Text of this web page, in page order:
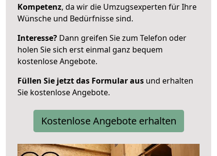
Kompetenz, da wir die Umzugsexperten für Ihre
Wünsche und Bedürfnisse sind.
Interesse? Dann greifen Sie zum Telefon oder
holen Sie sich erst einmal ganz bequem
kostenlose Angebote.
Füllen Sie jetzt das Formular aus und erhalten
Sie kostenlose Angebote.
Kostenlose Angebote erhalten